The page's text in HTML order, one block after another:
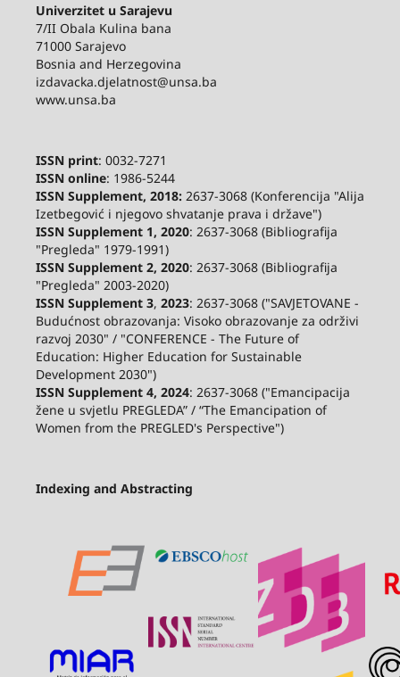
Univerzitet u Sarajevu
7/II Obala Kulina bana
71000 Sarajevo
Bosnia and Herzegovina
izdavacka.djelatnost@unsa.ba
www.unsa.ba
ISSN print: 0032-7271
ISSN online: 1986-5244
ISSN Supplement, 2018:2637-3068 (Konferencija "Alija
Izetbegović i njegovo shvatanje prava i države")
ISSN Supplement 1, 2020: 2637-3068 (Bibliografija
"Pregleda" 1979-1991)
ISSN Supplement 2, 2020: 2637-3068 (Bibliografija
"Pregleda" 2003-2020)
ISSN Supplement 3, 2023: 2637-3068 ("SAVJETOVANE -
Budućnost obrazovanja: Visoko obrazovanje za održivi
razvoj 2030" / "CONFERENCE - The Future of
Education: Higher Education for Sustainable
Development 2030")
ISSN Supplement 4, 2024: 2637-3068 ("Emancipacija
žene u svjetlu PREGLEDA” / “The Emancipation of
Women from the PREGLED's Perspective")
Indexing and Abstracting